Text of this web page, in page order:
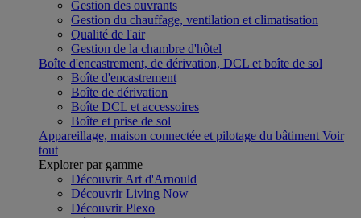
Gestion des ouvrants
Gestion du chauffage, ventilation et climatisation
Qualité de l'air
Gestion de la chambre d'hôtel
Boîte d'encastrement, de dérivation, DCL et boîte de sol
Boîte d'encastrement
Boîte de dérivation
Boîte DCL et accessoires
Boîte et prise de sol
Appareillage, maison connectée et pilotage du bâtiment Voir
tout
Explorer par gamme
Découvrir Art d'Arnould
Découvrir Living Now
Découvrir Plexo